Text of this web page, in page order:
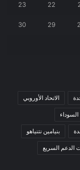
22
23
29
30
الاتحاد الأوروبي
بنيامين نتنياهو
الدعم السريع